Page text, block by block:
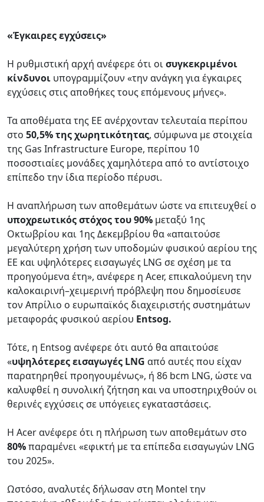
«Έγκαιρες εγχύσεις»
Η ρυθμιστική αρχή ανέφερε ότι οισυγκεκριμένοι
κίνδυνοι υπογραμμίζουν «την ανάγκη για έγκαιρες
εγχύσεις στις αποθήκες τους επόμενους μήνες».
Τα αποθέματα της ΕΕ ανέρχονταν τελευταία περίπου
στο 50,5% της χωρητικότητας, σύμφωνα με στοιχεία
της Gas Infrastructure Europe, περίπου 10
ποσοστιαίες μονάδες χαμηλότερα από το αντίστοιχο
επίπεδο την ίδια περίοδο πέρυσι.
Η αναπλήρωση των αποθεμάτων ώστε να επιτευχθεί ο
υποχρεωτικός στόχος του 90% μεταξύ 1ης
Οκτωβρίου και 1ης Δεκεμβρίου θα «απαιτούσε
μεγαλύτερη χρήση των υποδομών φυσικού αερίου της
ΕΕ και υψηλότερες εισαγωγές LNG σε σχέση με τα
προηγούμενα έτη», ανέφερε η Acer, επικαλούμενη την
καλοκαιρινή–χειμερινή πρόβλεψη που δημοσίευσε
τον Απρίλιο ο ευρωπαϊκός διαχειριστής συστημάτων
μεταφοράς φυσικού αερίου Entsog.
Τότε, η Entsog ανέφερε ότι αυτό θα απαιτούσε
«υψηλότερες εισαγωγές LNG από αυτές που είχαν
παρατηρηθεί προηγουμένως», ή 86 bcm LNG, ώστε να
καλυφθεί η συνολική ζήτηση και να υποστηριχθούν οι
θερινές εγχύσεις σε υπόγειες εγκαταστάσεις.
Η Acer ανέφερε ότι η πλήρωση των αποθεμάτων στο
80%παραμένει «εφικτή με τα επίπεδα εισαγωγών LNG
του 2025».
Ωστόσο, αναλυτές δήλωσαν στη Montel την